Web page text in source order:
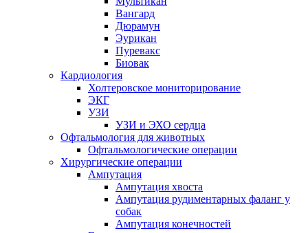
Вангард
Дюрамун
Эурикан
Пуревакс
Биовак
Кардиология
Холтеровское мониторирование
ЭКГ
УЗИ
УЗИ и ЭХО сердца
Офтальмология для животных
Офтальмологические операции
Хирургические операции
Ампутация
Ампутация хвоста
Ампутация рудиментарных фаланг у
собак
Ампутация конечностей